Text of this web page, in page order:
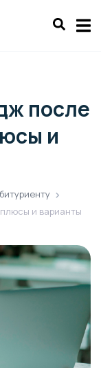
после
и
и варианты